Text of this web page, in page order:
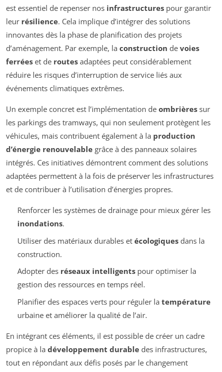
est essentiel de repenser nos infrastructures pour garantir
leur résilience. Cela implique d’intégrer des solutions
innovantes dès la phase de planification des projets
d’aménagement. Par exemple, la construction de voies
ferrées et de routes adaptées peut considérablement
réduire les risques d’interruption de service liés aux
événements climatiques extrêmes.
Un exemple concret est l’implémentation de ombrières sur
les parkings des tramways, qui non seulement protègent les
véhicules, mais contribuent également à la production
d’énergie renouvelable grâce à des panneaux solaires
intégrés. Ces initiatives démontrent comment des solutions
adaptées permettent à la fois de préserver les infrastructures
et de contribuer à l’utilisation d’énergies propres.
Renforcer les systèmes de drainage pour mieux gérer les
inondations.
Utiliser des matériaux durables et écologiquesdans la
construction.
Adopter des réseaux intelligentspour optimiser la
gestion des ressources en temps réel.
Planifier des espaces verts pour réguler la température
urbaine et améliorer la qualité de l’air.
En intégrant ces éléments, il est possible de créer un cadre
propice à la développement durable des infrastructures,
tout en répondant aux défis posés par le changement